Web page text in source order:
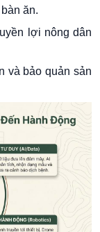
ăn.
lợi nông dân
và bảo quản sản